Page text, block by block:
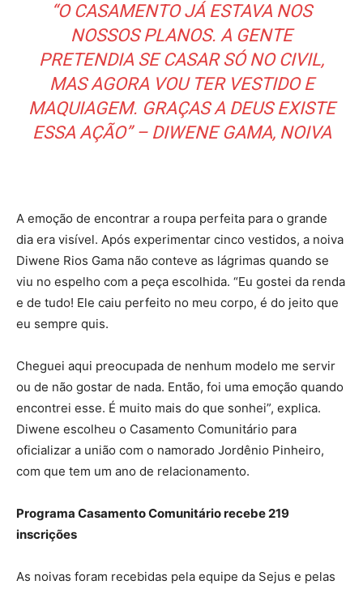
“O CASAMENTO JÁ ESTAVA NOS
NOSSOS PLANOS. A GENTE
PRETENDIA SE CASAR SÓ NO CIVIL,
MAS AGORA VOU TER VESTIDO E
MAQUIAGEM. GRAÇAS A DEUS EXISTE
ESSA AÇÃO” – DIWENE GAMA, NOIVA
A emoção de encontrar a roupa perfeita para o grande
dia era visível. Após experimentar cinco vestidos, a noiva
Diwene Rios Gama não conteve as lágrimas quando se
viu no espelho com a peça escolhida. “Eu gostei da renda
e de tudo! Ele caiu perfeito no meu corpo, é do jeito que
eu sempre quis.
Cheguei aqui preocupada de nenhum modelo me servir
ou de não gostar de nada. Então, foi uma emoção quando
encontrei esse. É muito mais do que sonhei”, explica.
Diwene escolheu o Casamento Comunitário para
oficializar a união com o namorado Jordênio Pinheiro,
com que tem um ano de relacionamento.
Programa Casamento Comunitário recebe 219
inscrições
As noivas foram recebidas pela equipe da Sejus e pelas